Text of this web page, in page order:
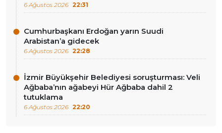
6 Ağustos 2026 22:31
Cumhurbaşkanı Erdoğan yarın Suudi
Arabistan’a gidecek
6 Ağustos 2026 22:28
İzmir Büyükşehir Belediyesi soruşturması: Veli
Ağbaba’nın ağabeyi Hür Ağbaba dahil 2
tutuklama
6 Ağustos 2026 22:20